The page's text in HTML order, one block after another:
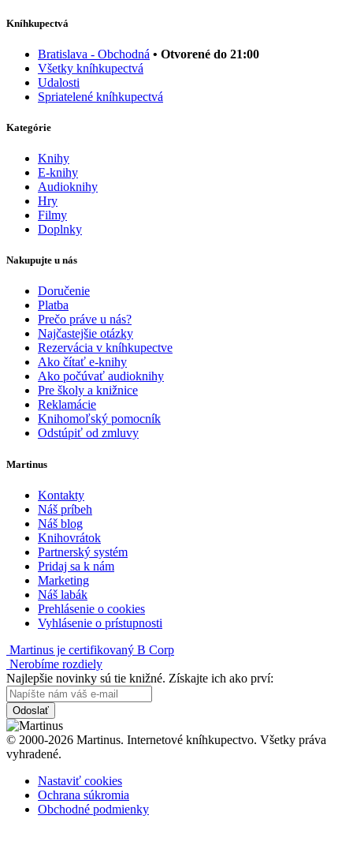
Kníhkupectvá
Bratislava - Obchodná • Otvorené do 21:00
Všetky kníhkupectvá
Udalosti
Spriatelené kníhkupectvá
Kategórie
Knihy
E-knihy
Audioknihy
Hry
Filmy
Doplnky
Nakupujte u nás
Doručenie
Platba
Prečo práve u nás?
Najčastejšie otázky
Rezervácia v kníhkupectve
Ako čítať e-knihy
Ako počúvať audioknihy
Pre školy a knižnice
Reklamácie
Knihomoľský pomocník
Odstúpiť od zmluvy
Martinus
Kontakty
Náš príbeh
Náš blog
Knihovrátok
Partnerský systém
Pridaj sa k nám
Marketing
Náš labák
Prehlásenie o cookies
Vyhlásenie o prístupnosti
Martinus je certifikovaný B Corp
Nerobíme rozdiely
Najlepšie novinky sú tie knižné. Získajte ich ako prví:
Odoslať
© 2000-2026 Martinus. Internetové kníhkupectvo. Všetky práva
vyhradené.
Nastaviť cookies
Ochrana súkromia
Obchodné podmienky